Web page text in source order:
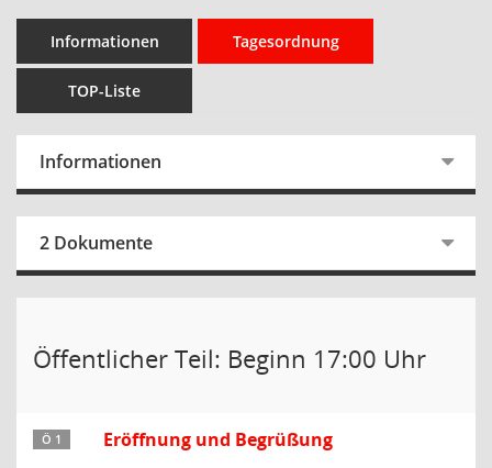
Informationen Tagesordnung
TOP-Liste
Informationen
2 Dokumente
Öffentlicher Teil: Beginn 17:00 Uhr
Ö 1 Eröffnung und Begrüßung